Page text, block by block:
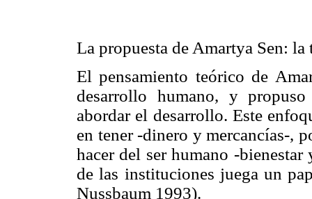
La propuesta de Amartya Sen:
El pensamiento teórico de
desarrollo humano, y
abordar el desarrollo. Este
en tener -dinero y mercancías-,
hacer del ser humano -
de las instituciones juega un
Nussbaum 1993).